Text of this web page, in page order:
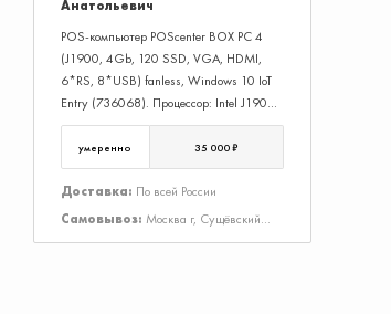
Анатольевич
POS-компьютер POScenter BOX PC 4
(J1900, 4Gb, 120 SSD, VGA, HDMI,
6*RS, 8*USB) fanless, Windows 10 IoT
Entry (736068). Процессор: Intel J1900;
Объём оперативной памяти: 4 Гб;
Жёсткий диск: SSD 120GB; Наличие
ОС: Windows 10; Цвет: черный;
Материал корпуса: металл; Гарантия: 3
года
умеренно 35 000 ₽
Доставка: По всей России
Самовывоз: Москва г, Сущёвский
Вал ул, Дом 43, Строение 3